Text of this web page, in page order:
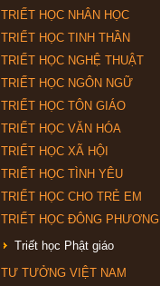
TRIẾT HỌC NHÂN HỌC
TRIẾT HỌC TINH THẦN
TRIẾT HỌC NGHỆ THUẬT
TRIẾT HỌC NGÔN NGỮ
TRIẾT HỌC TÔN GIÁO
TRIẾT HỌC VĂN HÓA
TRIẾT HỌC XÃ HỘI
TRIẾT HỌC TÌNH YÊU
TRIẾT HỌC CHO TRẺ EM
TRIẾT HỌC ĐÔNG PHƯƠNG
Triết học Phật giáo
TƯ TƯỞNG VIỆT NAM